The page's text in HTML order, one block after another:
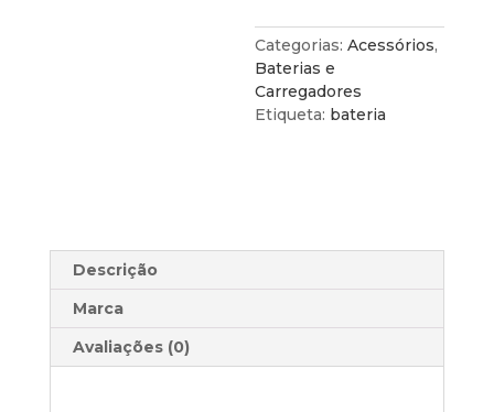
M12
Categorias:Acessórios,
Baterias e
Carregadores
Etiqueta: bateria
Descrição
Marca
Avaliações (0)